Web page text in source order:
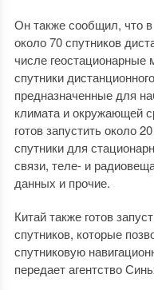
Он также сообщил, что в
около 70 спутников
числе геостационарные
спутники
предназначенные для
климата и окружающей
готов запустить около
спутники для
связи, теле- и
данных и прочие.
Китай также готов
спутников, которые
спутниковую
передает агентство